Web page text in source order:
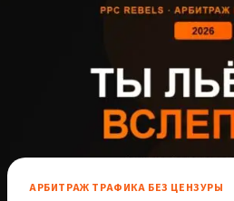
АРБИТРАЖ ТРАФИКА БЕЗ ЦЕНЗУРЫ